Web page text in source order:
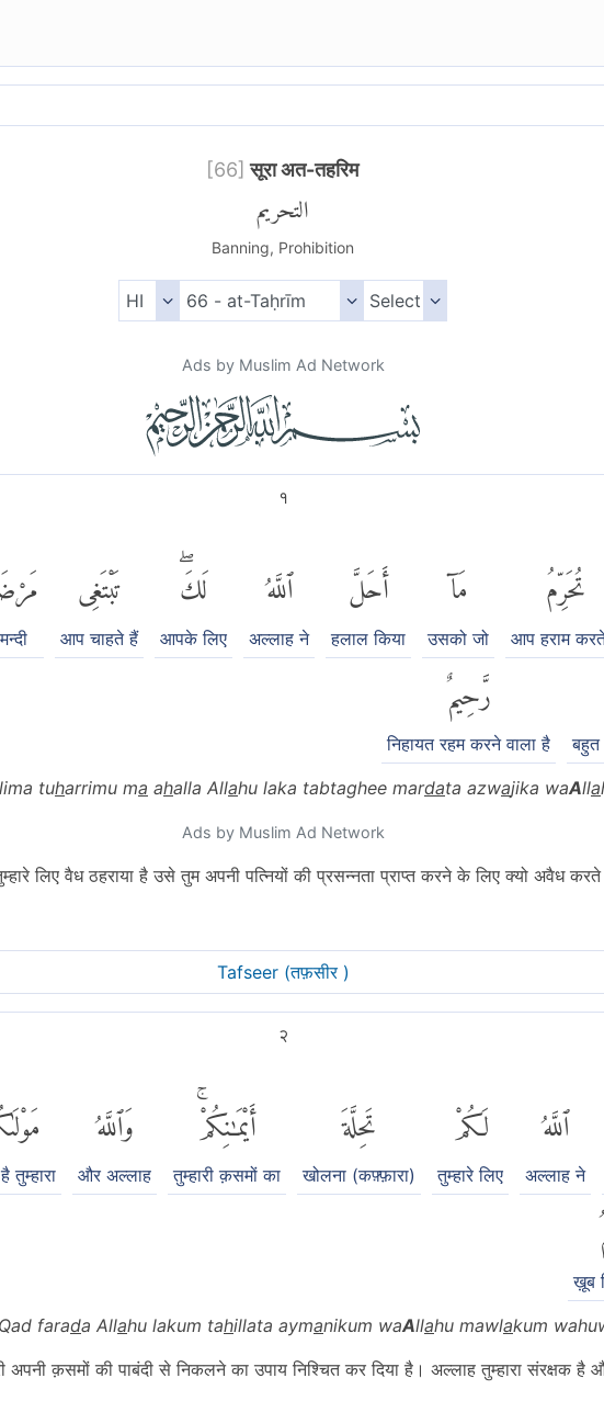
[66] सूरा अत-तहरिम
التحريم
Banning, Prohibition
Ads by Muslim Ad Network
१
تُحَرِّمُ
आप हराम
مَآ
उसको जो
أَحَلَّ
हलाल किया
ٱللَّهُ
अल्लाह ने
لَكَۖ
आपके लिए
تَبْتَغِى
आप चाहते हैं
बहुत
رَّحِيمٌ
निहायत रहम करने वाला है
tuharrimu ma ahalla Allahu laka tabtaghee mardata azwajika waAlla
Ads by Muslim Ad Network
लिए वैध ठहराया है उसे तुम अपनी पत्नियों की प्रसन्नता प्राप्त करने के लिए क्यो अवैध करते
Tafseer (तफ़सीर )
२
ٱللَّهُ
अल्लाह ने
لَكُمْ
तुम्हारे लिए
تَحِلَّةَ
खोलना (कफ़्फ़ारा)
أَيْمَٰنِكُمْۚ
तुम्हारी क़समों का
وَٱللَّهُ
और अल्लाह
तुम्हारा
ख़ूब
Qad farada Allahu lakum tahillata aymanikum waAllahu mawlakum
अपनी क़समों की पाबंदी से निकलने का उपाय निश्चित कर दिया है। अल्लाह तुम्हारा संरक्षक है